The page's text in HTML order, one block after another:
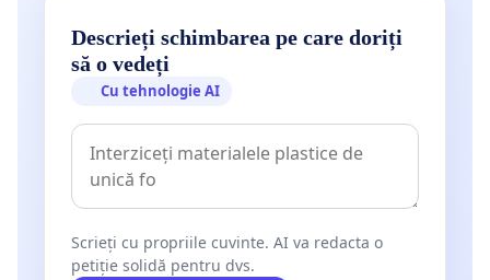
Descrieți schimbarea pe care doriți
să o vedeți
Cu tehnologie AI
Scrieți cu propriile cuvinte. AI va redacta o
petiție solidă pentru dvs.